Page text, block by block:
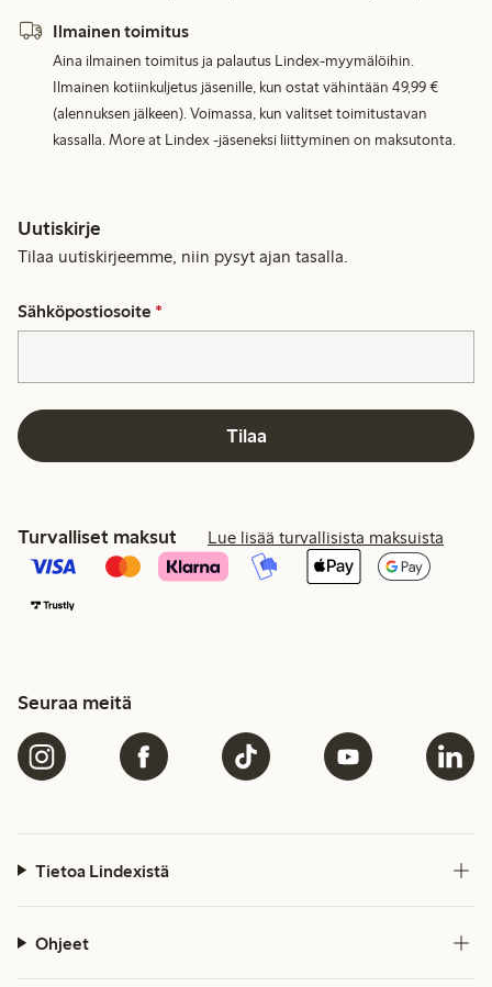
Ilmainen toimitus
Aina ilmainen toimitus ja palautus Lindex-myymälöihin.
Ilmainen kotiinkuljetus jäsenille, kun ostat vähintään 49,99 €
(alennuksen jälkeen). Voimassa, kun valitset toimitustavan
kassalla. More at Lindex -jäseneksi liittyminen on maksutonta.
Uutiskirje
Tilaa uutiskirjeemme, niin pysyt ajan tasalla.
Sähköpostiosoite *
Tilaa
Turvalliset maksut Lue lisää turvallisista maksuista
Seuraa meitä
Tietoa Lindexistä
Ohjeet